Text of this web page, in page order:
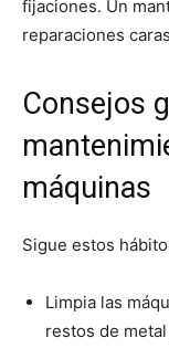
fijaciones. Un
reparaciones
Consejos
máquinas
Sigue estos
Limpia las
restos de